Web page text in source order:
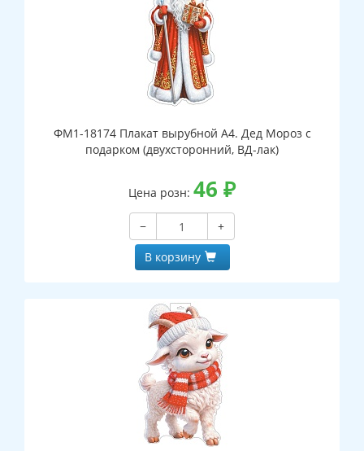
ФМ1-18174 Плакат вырубной А4. Дед Мороз с
подарком (двухсторонний, ВД-лак)
Цена розн: 46 ₽
−
+
В корзину